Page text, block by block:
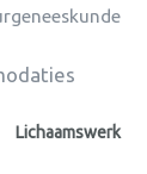
Lichaamswerk